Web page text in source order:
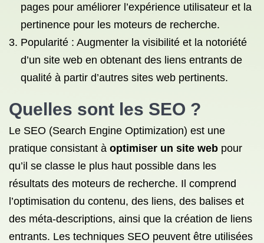
pages pour améliorer l’expérience utilisateur et la
pertinence pour les moteurs de recherche.
Popularité : Augmenter la visibilité et la notoriété
d’un site web en obtenant des liens entrants de
qualité à partir d’autres sites web pertinents.
Quelles sont les SEO ?
Le SEO (Search Engine Optimization) est une
pratique consistant à optimiser un site web pour
qu’il se classe le plus haut possible dans les
résultats des moteurs de recherche. Il comprend
l’optimisation du contenu, des liens, des balises et
des méta-descriptions, ainsi que la création de liens
entrants. Les techniques SEO peuvent être utilisées